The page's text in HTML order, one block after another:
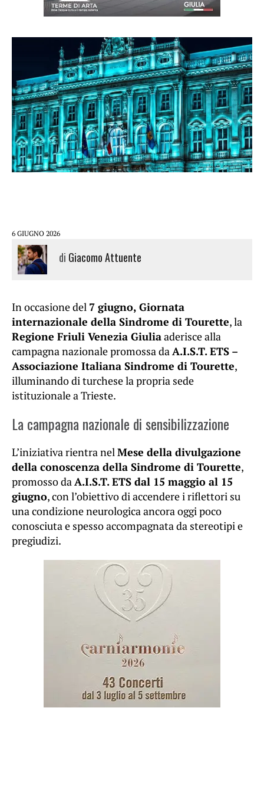
6 GIUGNO 2026
di Giacomo Attuente
In occasione del 7 giugno, Giornata
internazionale della Sindrome di Tourette, la
Regione Friuli Venezia Giuliaaderisce alla
campagna nazionale promossa daA.I.S.T. ETS –
Associazione Italiana Sindrome di Tourette,
illuminando di turchese la propria sede
istituzionale a Trieste.
La campagna nazionale di sensibilizzazione
L’iniziativa rientra nelMese della divulgazione
della conoscenza della Sindrome di Tourette,
promosso daA.I.S.T. ETS dal 15 maggio al 15
giugno, con l’obiettivo di accendere i riflettori su
una condizione neurologica ancora oggi poco
conosciuta e spesso accompagnata da stereotipi e
pregiudizi.